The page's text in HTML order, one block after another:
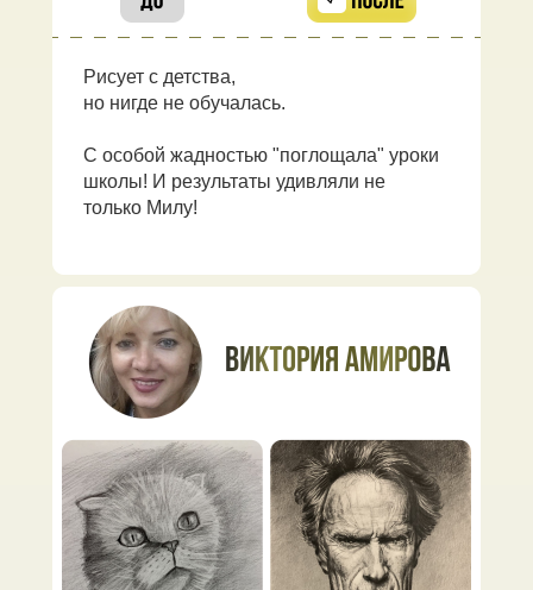
Рисует с детства,
но нигде не обучалась.
С особой жадностью "поглощала" уроки
школы! И результаты удивляли не
только Милу!